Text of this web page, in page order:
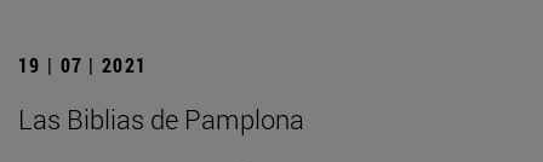
19 | 07 | 2021
Las Biblias de Pamplona